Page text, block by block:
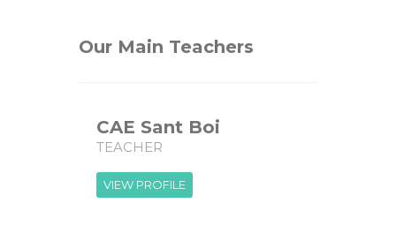
Our Main Teachers
CAE Sant Boi
TEACHER
VIEW PROFILE